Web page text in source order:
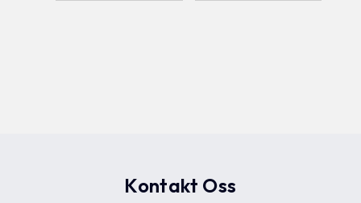
Kontakt Oss